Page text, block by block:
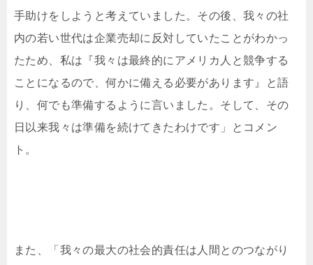
手助けをしようと考えていました。その後、我々の社
内の若い世代は企業売却に反対していたことがわかっ
たため、私は『我々は最終的にアメリカ人と競争する
ことになるので、何かに備える必要があります』と語
り、何でも準備するように言いました。そして、その
日以来我々は準備を続けてきたわけです」とコメン
ト。
また、「我々の最大の社会的責任は人間とのつながり